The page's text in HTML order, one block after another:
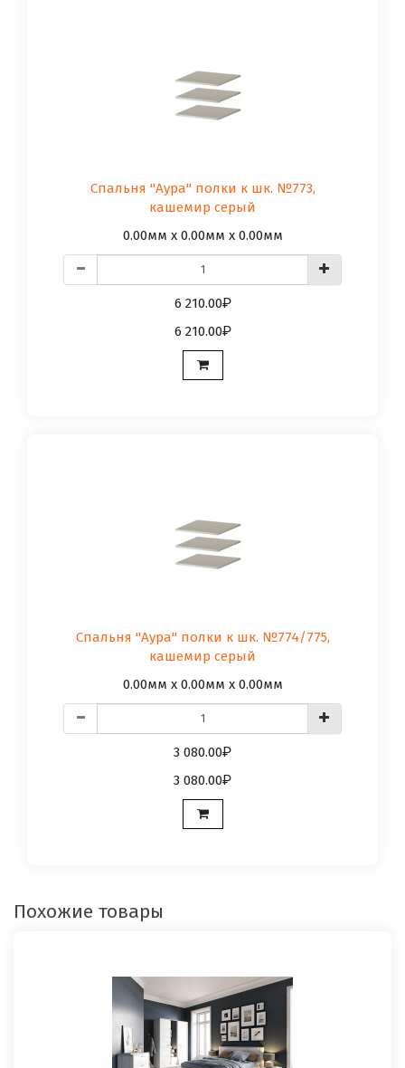
Спальня "Аура" полки к шк. №773,
кашемир серый
0.00мм x 0.00мм x 0.00мм
6 210.00
6 210.00
Спальня "Аура" полки к шк. №774/775,
кашемир серый
0.00мм x 0.00мм x 0.00мм
3 080.00
3 080.00
Похожие товары